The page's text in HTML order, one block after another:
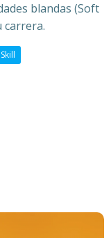
blandas (Soft
carrera.
Skill